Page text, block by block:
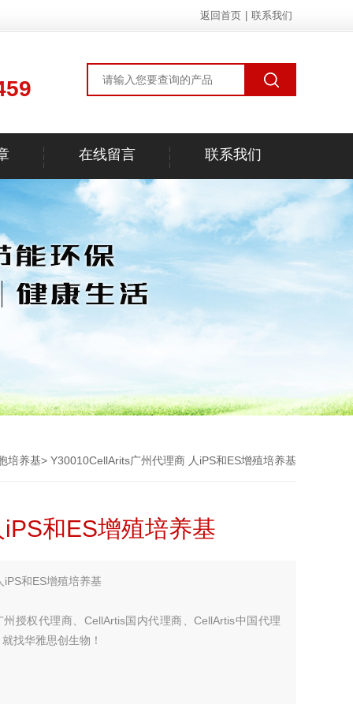
返回首页 联系我们
在线留言 联系我们
培养基> Y30010CellArits广州代理商 人iPS和ES增殖培养基
和ES增殖培养基
和ES增殖培养基
授权代理商、CellArtis国内代理商、CellArtis中国代理
找华雅思创生物！